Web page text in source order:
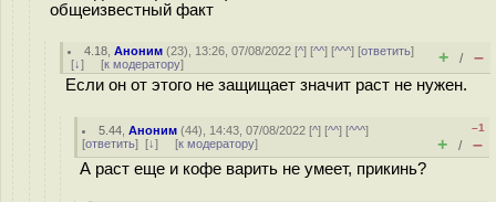
общеизвестный факт
4.18 ,Аноним (23), 13:26, 07/08/2022 [^] [^^] [^^^] [ответить]
[↓] [к модератору] + / –
Если он от этого не защищает значит раст не нужен.
5.44 ,Аноним (44), 14:43, 07/08/2022 [^] [^^] [^^^]
[ответить] [↓] [к модератору]
–1
+ / –
А раст еще и кофе варить не умеет, прикинь?